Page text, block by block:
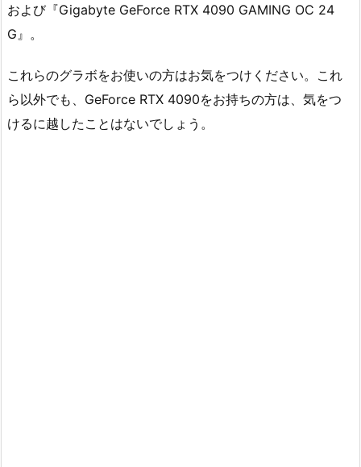
および『Gigabyte GeForce RTX 4090 GAMING OC 24
G』。
これらのグラボをお使いの方はお気をつけください。これ
ら以外でも、GeForce RTX 4090をお持ちの方は、気をつ
けるに越したことはないでしょう。